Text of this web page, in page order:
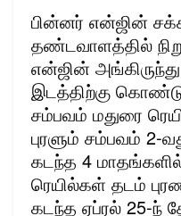
பின்னர் என்ஜின்
தண்டவாளத்தில்
என்ஜின்
இடத்திற்கு
சம்பவம் மதுரை
புரளும் சம்பவம் 2-
கடந்த 4
ரெயில்கள் தடம்
கடந்த ஏப்ரல் 25-ந்